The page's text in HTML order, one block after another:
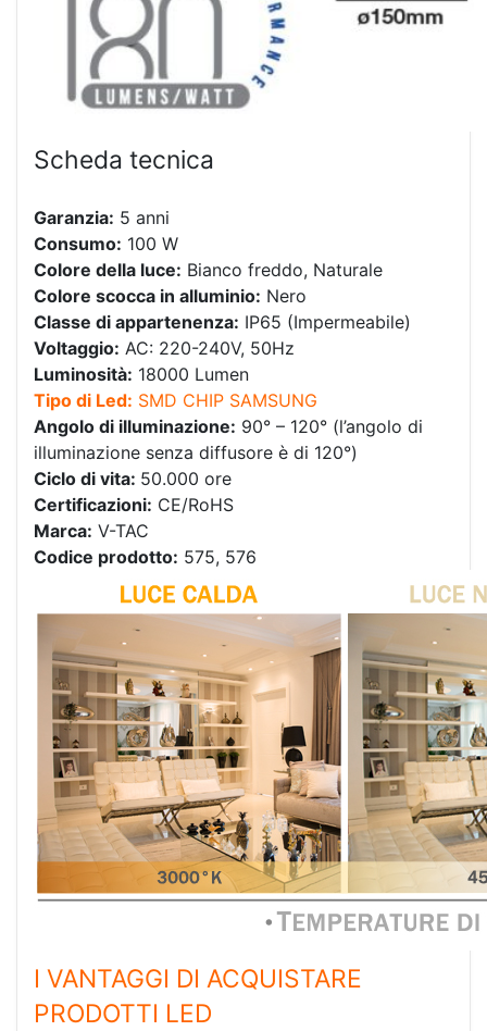
Scheda tecnica
Garanzia: 5 anni
Consumo: 100 W
Colore della luce: Bianco freddo, Naturale
Colore scocca in alluminio: Nero
Classe di appartenenza: IP65 (Impermeabile)
Voltaggio: AC: 220-240V, 50Hz
Luminosità: 18000 Lumen
Tipo di Led: SMD CHIP SAMSUNG
Angolo di illuminazione: 90° – 120° (l’angolo di
illuminazione senza diffusore è di 120°)
Ciclo di vita: 50.000 ore
Certificazioni: CE/RoHS
Marca: V-TAC
Codice prodotto: 575, 576
I VANTAGGI DI ACQUISTARE
PRODOTTI LED